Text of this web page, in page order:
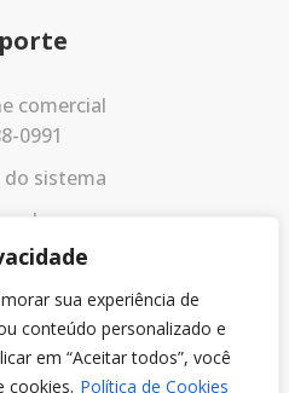
sua experiência de
conteúdo personalizado e
em “Aceitar todos”, você
cookies. Política de Cookies
comercial
0991
do sistema
de uso
privacidade